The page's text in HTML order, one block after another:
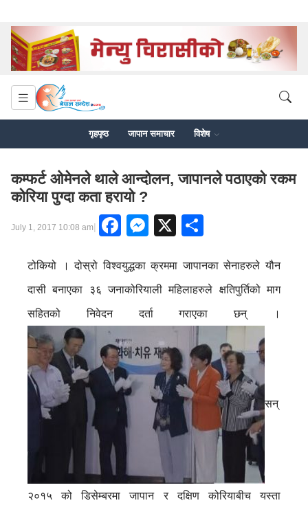
गृहपृष्ठ जापान समाचार विशेष
कम्फर्ट ओमेनले थाले आन्दोलन, जापानले पठाएको रकम
कोरिया पुग्दा कता हरायो ?
July 1, 2017 10:08 am| Facebook
Messenger
X
टोकियो । दोस्रो विश्वयुद्धका क्रममा जापानका सेनाहरुले यौन
दासी बनाएका ३६ जनाकोरियाली महिलाहरुले क्षतिपुर्तिको माग
सहितको निवेदन दर्ता गराएका छन् ।
सन्
२०१५ को डिसेम्बरमा जापान र दक्षिण कोरियाबीच यस्ता